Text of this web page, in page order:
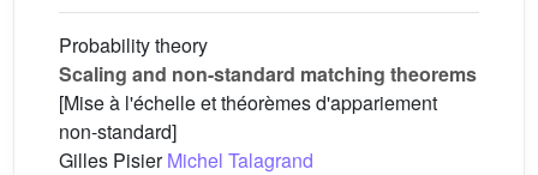
Probability theory
Scaling and non-standard matching theorems
[Mise à l'échelle et théorèmes d'appariement
non-standard]
Gilles PisierMichel Talagrand